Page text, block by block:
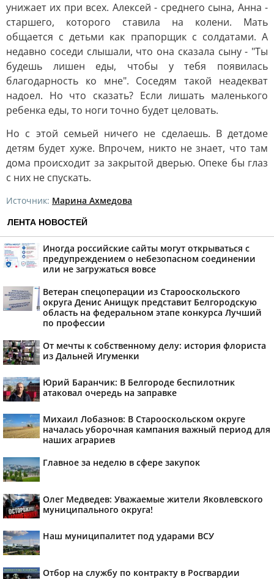
унижает их при всех. Алексей - среднего сына, Анна -
старшего, которого ставила на колени. Мать
общается с детьми как прапорщик с солдатами. А
недавно соседи слышали, что она сказала сыну - "Ты
будешь лишен еды, чтобы у тебя появилась
благодарность ко мне". Соседям такой неадекват
надоел. Но что сказать? Если лишать маленького
ребенка еды, то ноги точно будет целовать.
Но с этой семьей ничего не сделаешь. В детдоме
детям будет хуже. Впрочем, никто не знает, что там
дома происходит за закрытой дверью. Опеке бы глаз
с них не спускать.
Источник: Марина Ахмедова
ЛЕНТА НОВОСТЕЙ
Иногда российские сайты могут открываться с
предупреждением о небезопасном соединении
или не загружаться вовсе
Ветеран спецоперации из Старооскольского
округа Денис Анищук представит Белгородскую
область на федеральном этапе конкурса Лучший
по профессии
От мечты к собственному делу: история флориста
из Дальней Игуменки
Юрий Баранчик: В Белгороде беспилотник
атаковал очередь на заправке
Михаил Лобазнов: В Старооскольском округе
началась уборочная кампания важный период для
наших аграриев
Главное за неделю в сфере закупок
Олег Медведев: Уважаемые жители Яковлевского
муниципального округа!
Наш муниципалитет под ударами ВСУ
Отбор на службу по контракту в Росгвардии